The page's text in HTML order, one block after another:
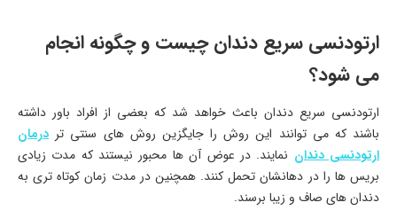
ارتودنسی سریع دندان چیست و چگونه انجام
می شود؟
ارتودنسی سریع دندان باعث خواهد شد که بعضی از افراد باور داشته
باشند که می توانند این روش را جایگزین روش های سنتی تر درمان
ارتودنسی دندان نمایند. در عوض آن ها محبور نیستند که مدت زیادی
بریس ها را در دهانشان تحمل کنند. همچنین در مدت زمان کوتاه تری به
دندان های صاف و زیبا برسند.